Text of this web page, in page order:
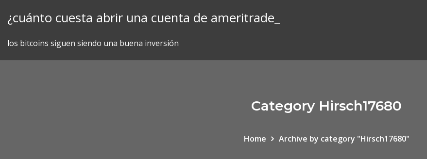
¿cuánto cuesta abrir una cuenta de ameritrade_
los bitcoins siguen siendo una buena inversión
Category Hirsch17680
Home Archive by category "Hirsch17680"